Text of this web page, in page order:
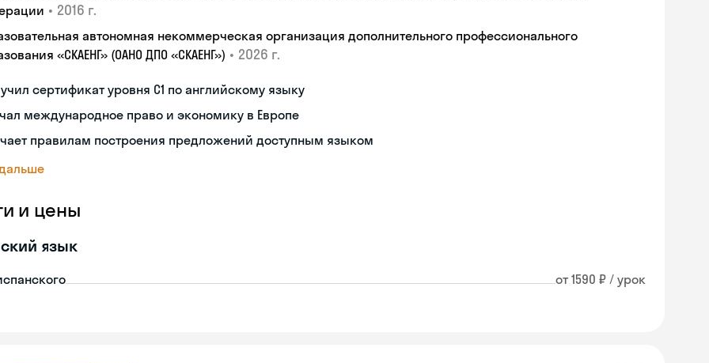
• 2016 г.
автономная некоммерческая организация дополнительного профессионального
«СКАЕНГ» (ОАНО ДПО «СКАЕНГ») • 2026 г.
сертификат уровня С1 по английскому языку
международное право и экономику в Европе
правилам построения предложений доступным языком
и цены
язык
от 1590 ₽ / урок